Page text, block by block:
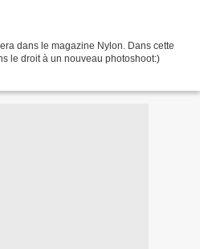
dans le magazine Nylon. Dans cette
le droit à un nouveau photoshoot:)